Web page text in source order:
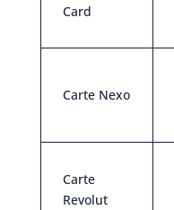
Card
Carte Nexo
Carte
Revolut